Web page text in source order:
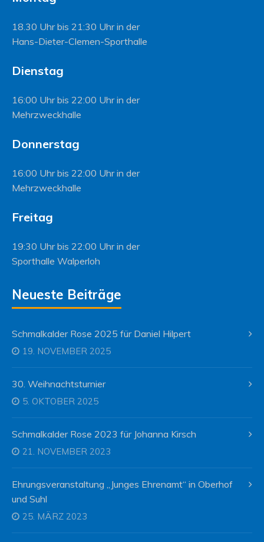
18.30 Uhr bis 21:30 Uhr in der
Hans-Dieter-Clemen-Sporthalle
Dienstag
16:00 Uhr bis 22:00 Uhr in der
Mehrzweckhalle
Donnerstag
16:00 Uhr bis 22:00 Uhr in der
Mehrzweckhalle
Freitag
19:30 Uhr bis 22:00 Uhr in der
Sporthalle Walperloh
Neueste Beiträge
Schmalkalder Rose 2025 für Daniel Hilpert
19. NOVEMBER 2025
30. Weihnachtsturnier
5. OKTOBER 2025
Schmalkalder Rose 2023 für Johanna Kirsch
21. NOVEMBER 2023
Ehrungsveranstaltung „Junges Ehrenamt“ in Oberhof
und Suhl
25. MÄRZ 2023